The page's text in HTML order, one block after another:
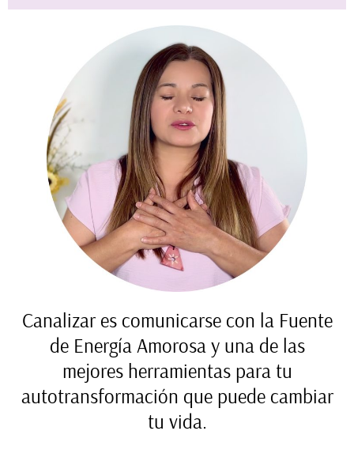
Canalizar es comunicarse con la Fuente
de Energía Amorosa y una de las
mejores herramientas para tu
autotransformación que puede cambiar
tu vida.